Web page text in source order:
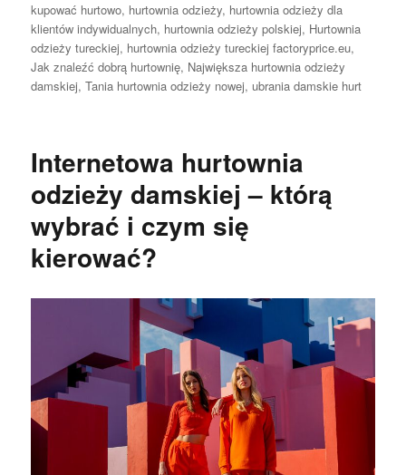
kupować hurtowo, hurtownia odzieży, hurtownia odzieży dla
klientów indywidualnych, hurtownia odzieży polskiej, Hurtownia
odzieży tureckiej, hurtownia odzieży tureckiej factoryprice.eu,
Jak znaleźć dobrą hurtownię, Największa hurtownia odzieży
damskiej,Tania hurtownia odzieży nowej, ubrania damskie hurt
Internetowa hurtownia
odzieży damskiej – którą
wybrać i czym się
kierować?